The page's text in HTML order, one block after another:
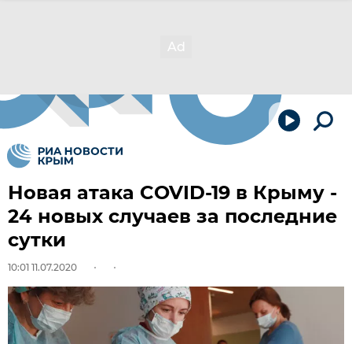
Новая атака COVID-19 в Крыму -
24 новых случаев за последние
сутки
10:01 11.07.2020